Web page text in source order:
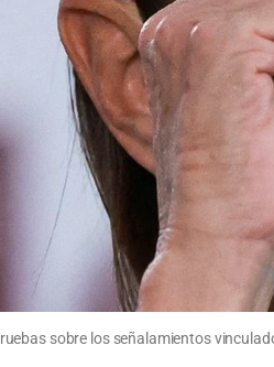
sobre los señalamientos